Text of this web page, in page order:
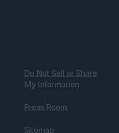
Do Not Sell or Share
My Information
Press Room
Sitemap